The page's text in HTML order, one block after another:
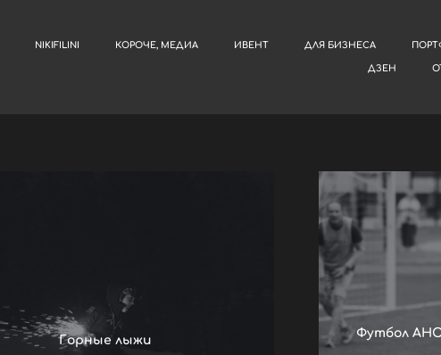
NIKIFILINI КОРОЧЕ, МЕДИА ИВЕНТ ДЛЯ БИЗНЕСА
ДЗЕН
Горные лыжи
Футбол